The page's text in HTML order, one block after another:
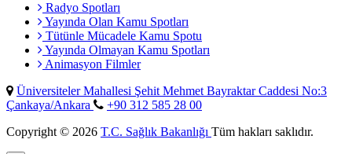
Radyo Spotları
Yayında Olan Kamu Spotları
Tütünle Mücadele Kamu Spotu
Yayında Olmayan Kamu Spotları
Animasyon Filmler
Üniversiteler Mahallesi Şehit Mehmet Bayraktar Caddesi No:3
Çankaya/Ankara
+90 312 585 28 00
Copyright © 2026 T.C. Sağlık Bakanlığı Tüm hakları saklıdır.